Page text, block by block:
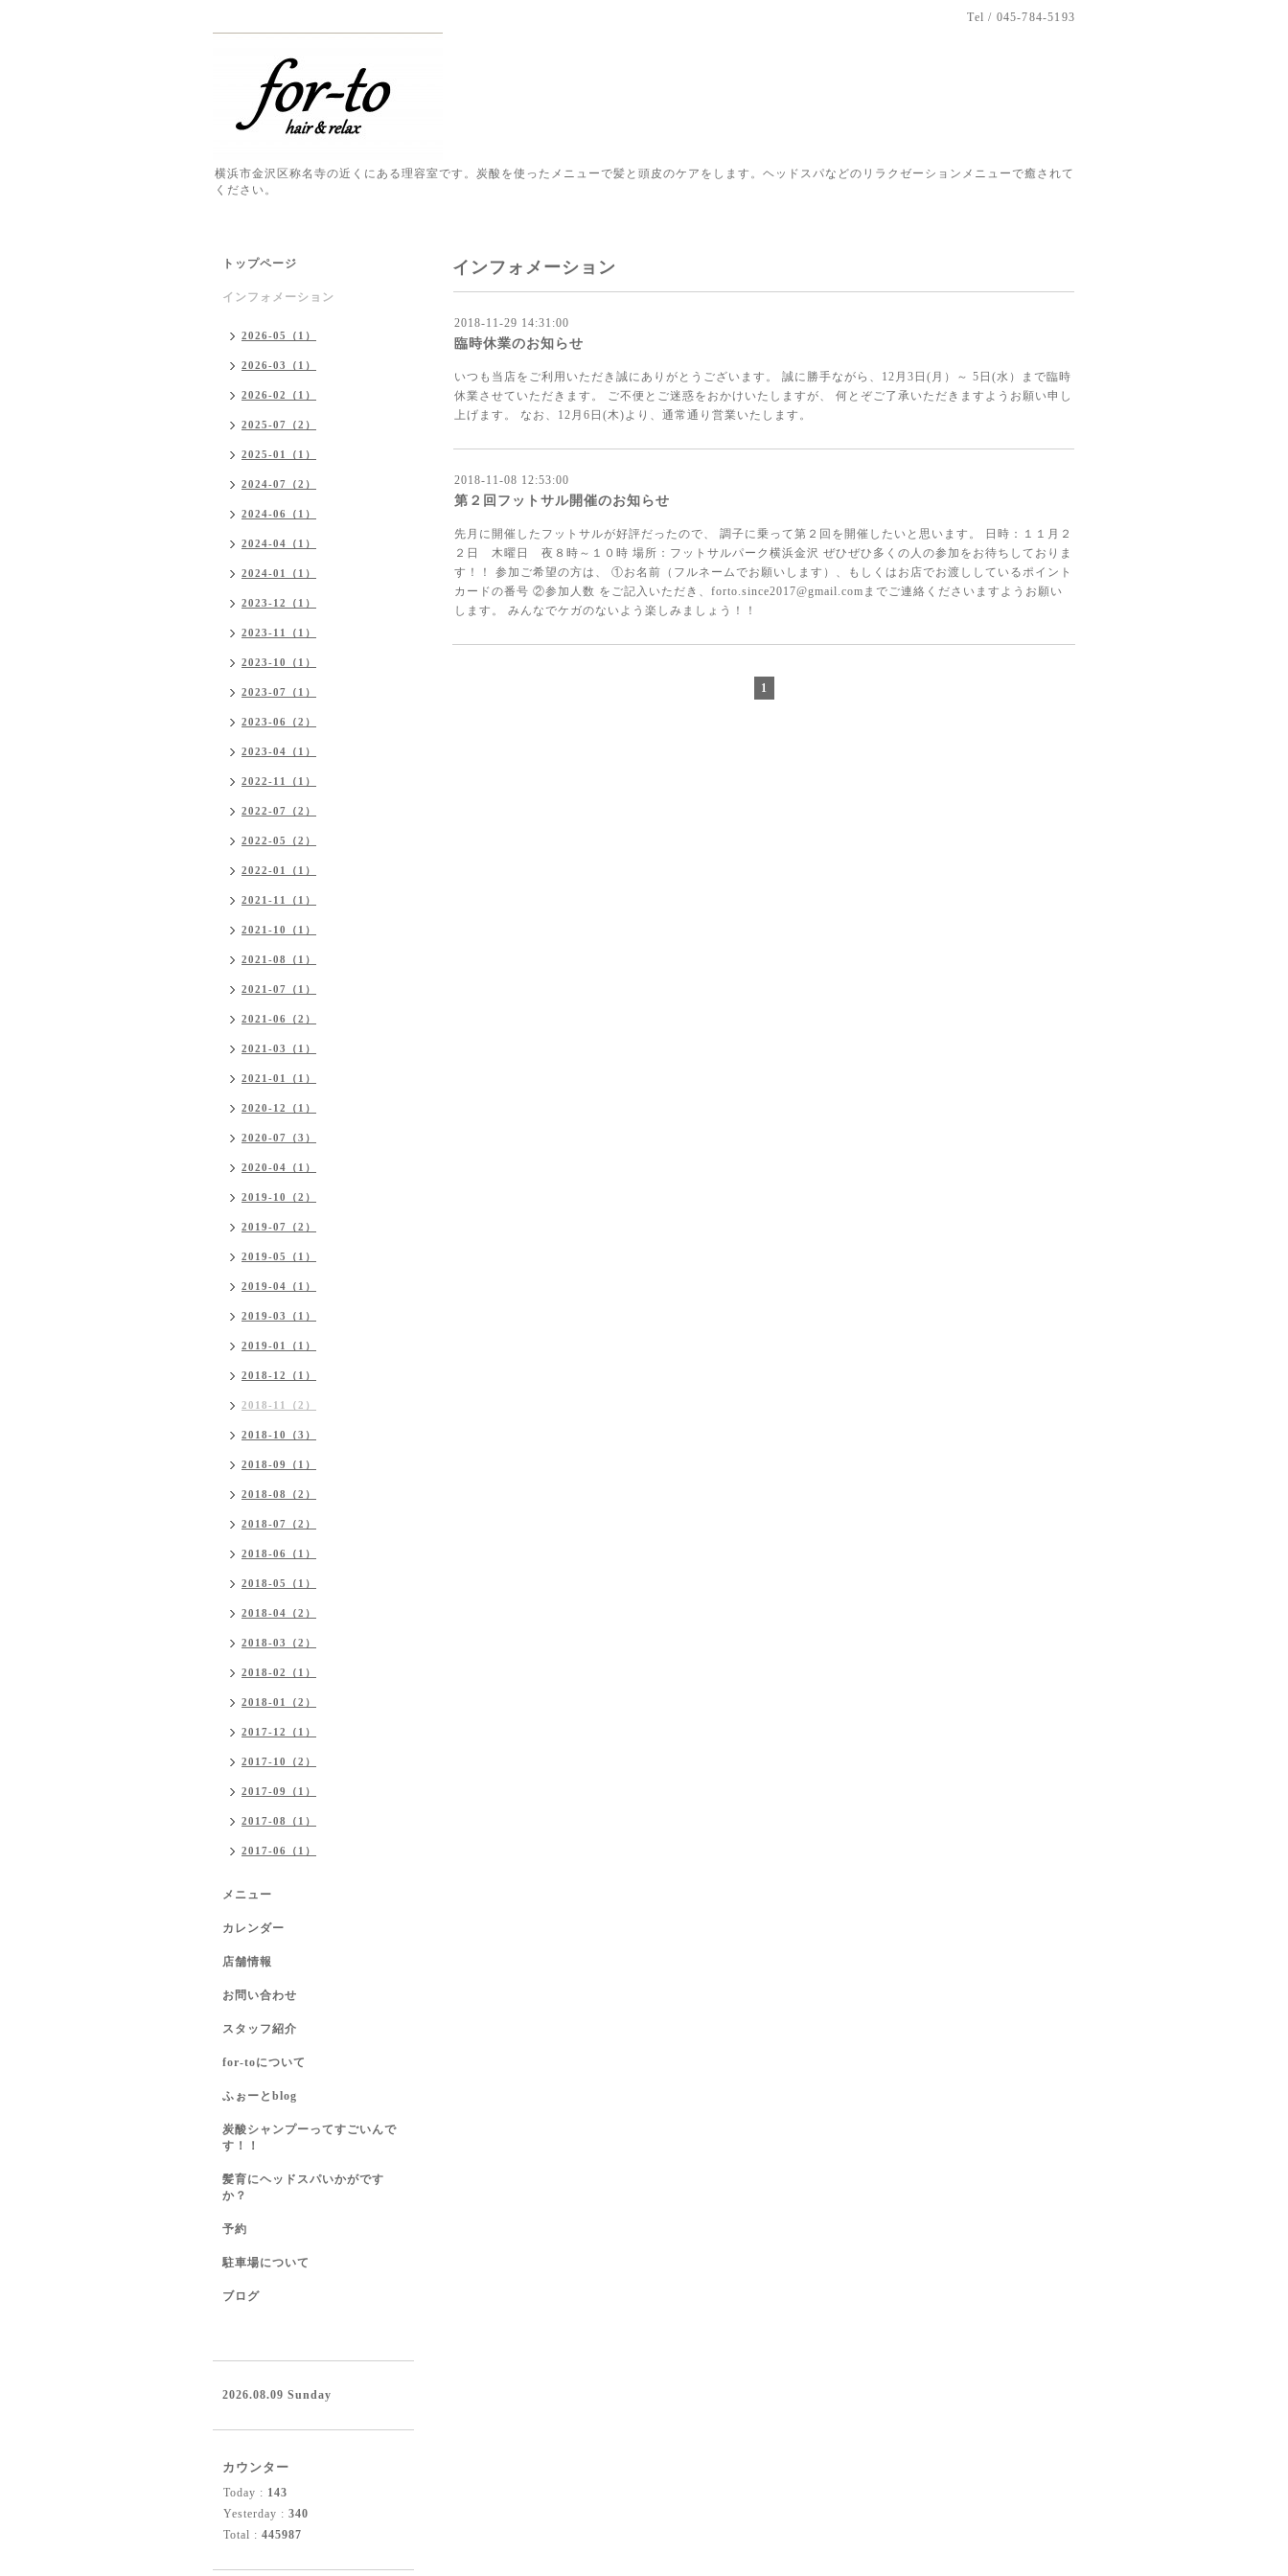
Tel / 045-784-5193
横浜市金沢区称名寺の近くにある理容室です。炭酸を使ったメニューで髪と頭皮のケアをします。ヘッドスパなどのリラクゼーションメニューで癒されて
ください。
インフォメーション
2018-11-29 14:31:00
臨時休業のお知らせ
いつも当店をご利用いただき誠にありがとうございます。 誠に勝手ながら、12月3日(月）～ 5日(水）まで臨時
休業させていただきます。 ご不便とご迷惑をおかけいたしますが、 何とぞご了承いただきますようお願い申し
上げます。 なお、12月6日(木)より、通常通り営業いたします。
2018-11-08 12:53:00
第２回フットサル開催のお知らせ
先月に開催したフットサルが好評だったので、 調子に乗って第２回を開催したいと思います。 日時：１１月２
２日 木曜日 夜８時～１０時 場所：フットサルパーク横浜金沢 ぜひぜひ多くの人の参加をお待ちしておりま
す！！ 参加ご希望の方は、 ①お名前（フルネームでお願いします）、もしくはお店でお渡ししているポイント
カードの番号 ②参加人数 をご記入いただき、forto.since2017@gmail.comまでご連絡くださいますようお願い
します。 みんなでケガのないよう楽しみましょう！！
1
トップページ
インフォメーション
2026-05（1）
2026-03（1）
2026-02（1）
2025-07（2）
2025-01（1）
2024-07（2）
2024-06（1）
2024-04（1）
2024-01（1）
2023-12（1）
2023-11（1）
2023-10（1）
2023-07（1）
2023-06（2）
2023-04（1）
2022-11（1）
2022-07（2）
2022-05（2）
2022-01（1）
2021-11（1）
2021-10（1）
2021-08（1）
2021-07（1）
2021-06（2）
2021-03（1）
2021-01（1）
2020-12（1）
2020-07（3）
2020-04（1）
2019-10（2）
2019-07（2）
2019-05（1）
2019-04（1）
2019-03（1）
2019-01（1）
2018-12（1）
2018-11（2）
2018-10（3）
2018-09（1）
2018-08（2）
2018-07（2）
2018-06（1）
2018-05（1）
2018-04（2）
2018-03（2）
2018-02（1）
2018-01（2）
2017-12（1）
2017-10（2）
2017-09（1）
2017-08（1）
2017-06（1）
メニュー
カレンダー
店舗情報
お問い合わせ
スタッフ紹介
for-toについて
ふぉーとblog
炭酸シャンプーってすごいんで
す！！
髪育にヘッドスパいかがです
か？
予約
駐車場について
ブログ
2026.08.09 Sunday
カウンター
Today : 143
Yesterday : 340
Total : 445987